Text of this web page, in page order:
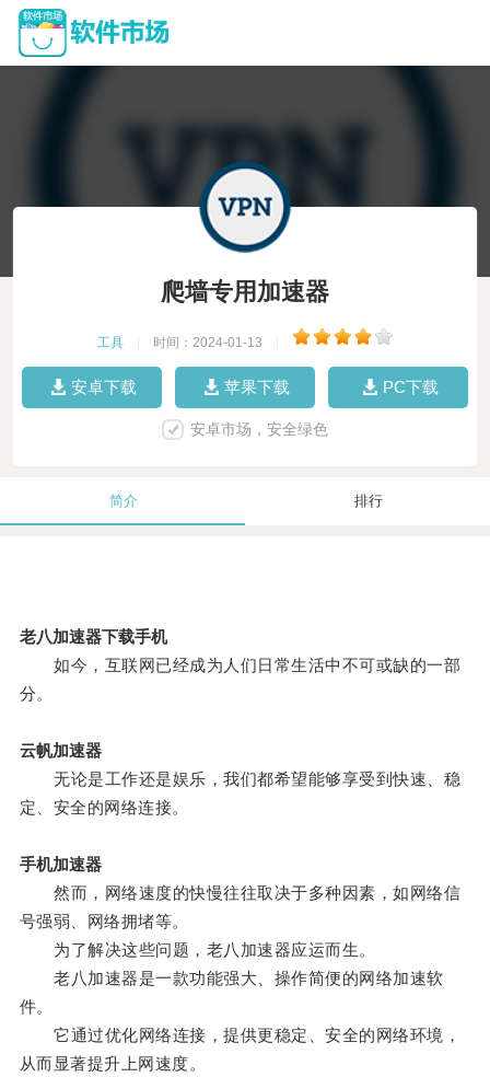
爬墙专用加速器
工具 时间：2024-01-13
安卓下载 苹果下载 PC下载
安卓市场，安全绿色
简介 排行
老八加速器下载手机
如今，互联网已经成为人们日常生活中不可或缺的一部
分。
云帆加速器
无论是工作还是娱乐，我们都希望能够享受到快速、稳
定、安全的网络连接。
手机加速器
然而，网络速度的快慢往往取决于多种因素，如网络信
号强弱、网络拥堵等。
为了解决这些问题，老八加速器应运而生。
老八加速器是一款功能强大、操作简便的网络加速软
件。
它通过优化网络连接，提供更稳定、安全的网络环境，
从而显著提升上网速度。